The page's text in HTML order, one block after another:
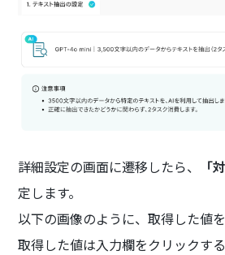
詳細設定の画面に遷移したら、 「
定します。
以下の画像のように、取得した値
取得した値は入力欄をクリックす